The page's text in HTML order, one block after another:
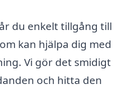
du enkelt tillgång till
kan hjälpa dig med
Vi gör det smidigt
och hitta den